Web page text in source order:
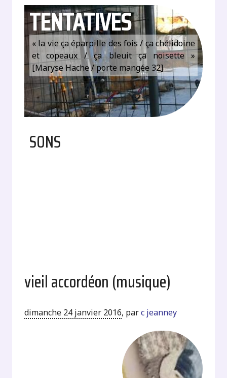
TENTATIVES
« la vie ça éparpille des fois / ça chélidoine
et copeaux / ça bleuit ça noisette »
[Maryse Hache / porte mangée 32]
SONS
vieil accordéon (musique)
dimanche 24 janvier 2016, parc jeanney